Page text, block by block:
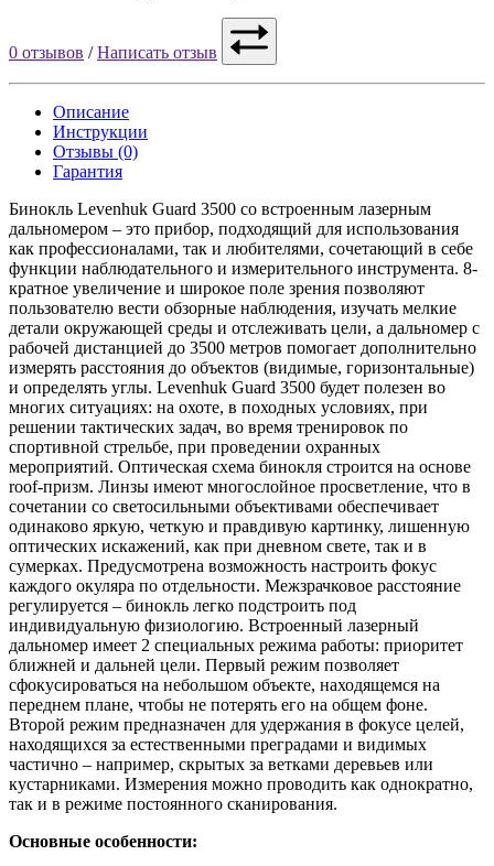
0 отзывов /Написать отзыв
Описание
Инструкции
Отзывы (0)
Гарантия
Бинокль Levenhuk Guard 3500 со встроенным лазерным
дальномером – это прибор, подходящий для использования
как профессионалами, так и любителями, сочетающий в себе
функции наблюдательного и измерительного инструмента. 8-
кратное увеличение и широкое поле зрения позволяют
пользователю вести обзорные наблюдения, изучать мелкие
детали окружающей среды и отслеживать цели, а дальномер с
рабочей дистанцией до 3500 метров помогает дополнительно
измерять расстояния до объектов (видимые, горизонтальные)
и определять углы. Levenhuk Guard 3500 будет полезен во
многих ситуациях: на охоте, в походных условиях, при
решении тактических задач, во время тренировок по
спортивной стрельбе, при проведении охранных
мероприятий. Оптическая схема бинокля строится на основе
roof-призм. Линзы имеют многослойное просветление, что в
сочетании со светосильными объективами обеспечивает
одинаково яркую, четкую и правдивую картинку, лишенную
оптических искажений, как при дневном свете, так и в
сумерках. Предусмотрена возможность настроить фокус
каждого окуляра по отдельности. Межзрачковое расстояние
регулируется – бинокль легко подстроить под
индивидуальную физиологию. Встроенный лазерный
дальномер имеет 2 специальных режима работы: приоритет
ближней и дальней цели. Первый режим позволяет
сфокусироваться на небольшом объекте, находящемся на
переднем плане, чтобы не потерять его на общем фоне.
Второй режим предназначен для удержания в фокусе целей,
находящихся за естественными преградами и видимых
частично – например, скрытых за ветками деревьев или
кустарниками. Измерения можно проводить как однократно,
так и в режиме постоянного сканирования.
Основные особенности: